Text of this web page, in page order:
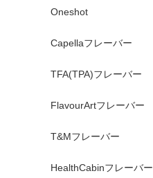
Oneshot
Capellaフレーバー
TFA(TPA)フレーバー
FlavourArtフレーバー
T&Mフレーバー
HealthCabinフレーバー